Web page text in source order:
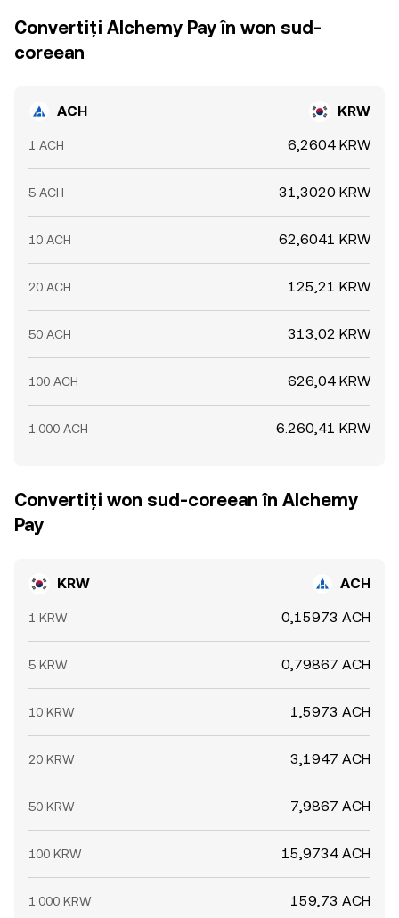
Convertiți Alchemy Pay în won sud-
coreean
ACH KRW
1 ACH 6,2604 KRW
5 ACH 31,3020 KRW
10 ACH 62,6041 KRW
20 ACH 125,21 KRW
50 ACH 313,02 KRW
100 ACH 626,04 KRW
1.000 ACH 6.260,41 KRW
Convertiți won sud-coreean în Alchemy
Pay
KRW ACH
1 KRW 0,15973 ACH
5 KRW 0,79867 ACH
10 KRW 1,5973 ACH
20 KRW 3,1947 ACH
50 KRW 7,9867 ACH
100 KRW 15,9734 ACH
1.000 KRW 159,73 ACH